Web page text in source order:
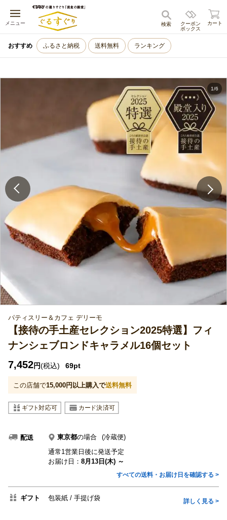
メニュー
キャンセル
クーポン
ボックス
検索 カート
おすすめ ふるさと納税 送料無料 ランキング
1/6
パティスリー＆カフェ デリーモ
【接待の手土産セレクション2025特選】フィ
ナンシェブロンドキャラメル16個セット
7,452円(税込) 69pt
この店舗で15,000円以上購入で送料無料
配送 東京都の場合
(冷蔵便)
通常1営業日後に発送予定
お届け日： 8月13日(木) ～
すべての送料・お届け日を確認する >
ギフト 包装紙 手提げ袋 詳しく見る >